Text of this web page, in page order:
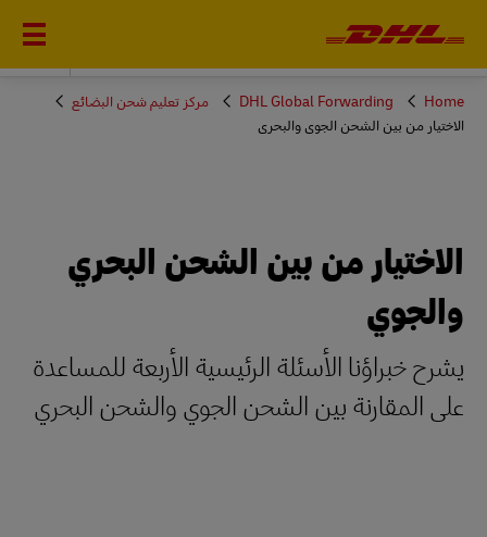
DHL GLOBAL FORWARDING
You
are
here
Home
DHL Global Forwarding
مركز تعليم شحن البضائع
الاختيار من بين الشحن الجوي والبحري
الاختيار من بين الشحن البحري
والجوي
يشرح خبراؤنا الأسئلة الرئيسية الأربعة للمساعدة
على المقارنة بين الشحن الجوي والشحن البحري